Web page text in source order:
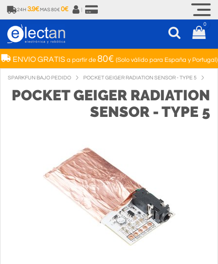
24H 3.9€ MAS 80€ 0€
0
ENVIO GRATISa partir de 80€ (Solo válido para España y Portugal)
SPARKFUN BAJO PEDIDO POCKET GEIGER RADIATION SENSOR - TYPE 5
POCKET GEIGER RADIATION
SENSOR - TYPE 5